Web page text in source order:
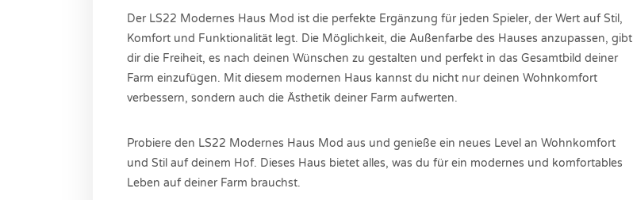
Der LS22 Modernes Haus Mod ist die perfekte Ergänzung für jeden Spieler, der Wert auf Stil,
Komfort und Funktionalität legt. Die Möglichkeit, die Außenfarbe des Hauses anzupassen, gibt
dir die Freiheit, es nach deinen Wünschen zu gestalten und perfekt in das Gesamtbild deiner
Farm einzufügen. Mit diesem modernen Haus kannst du nicht nur deinen Wohnkomfort
verbessern, sondern auch die Ästhetik deiner Farm aufwerten.
Probiere den LS22 Modernes Haus Mod aus und genieße ein neues Level an Wohnkomfort
und Stil auf deinem Hof. Dieses Haus bietet alles, was du für ein modernes und komfortables
Leben auf deiner Farm brauchst.